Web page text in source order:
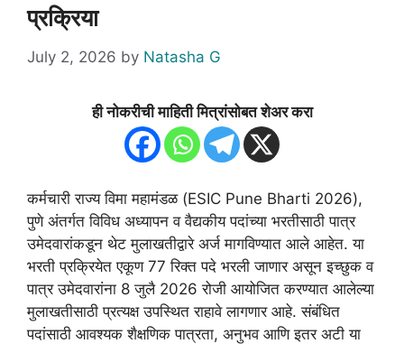
प्रक्रिया
July 2, 2026 by Natasha G
ही नोकरीची माहिती मित्रांसोबत शेअर करा
कर्मचारी राज्य विमा महामंडळ (ESIC Pune Bharti 2026),
पुणे अंतर्गत विविध अध्यापन व वैद्यकीय पदांच्या भरतीसाठी पात्र
उमेदवारांकडून थेट मुलाखतीद्वारे अर्ज मागविण्यात आले आहेत. या
भरती प्रक्रियेत एकूण 77 रिक्त पदे भरली जाणार असून इच्छुक व
पात्र उमेदवारांना 8 जुलै 2026 रोजी आयोजित करण्यात आलेल्या
मुलाखतीसाठी प्रत्यक्ष उपस्थित राहावे लागणार आहे. संबंधित
पदांसाठी आवश्यक शैक्षणिक पात्रता, अनुभव आणि इतर अटी या